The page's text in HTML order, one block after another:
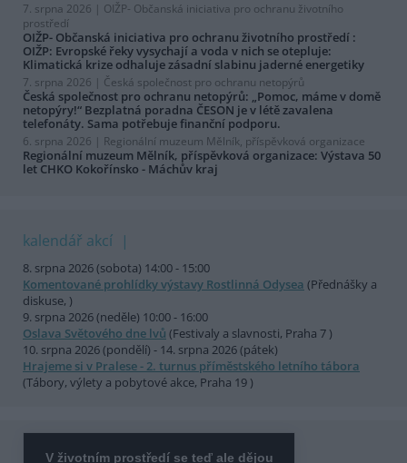
7. srpna 2026 | OIŽP- Občanská iniciativa pro ochranu životního
prostředí
OIŽP- Občanská iniciativa pro ochranu životního prostředí :
OIŽP: Evropské řeky vysychají a voda v nich se otepluje:
Klimatická krize odhaluje zásadní slabinu jaderné energetiky
7. srpna 2026 | Česká společnost pro ochranu netopýrů
Česká společnost pro ochranu netopýrů: „Pomoc, máme v domě
netopýry!“ Bezplatná poradna ČESON je v létě zavalena
telefonáty. Sama potřebuje finanční podporu.
6. srpna 2026 | Regionální muzeum Mělník, příspěvková organizace
Regionální muzeum Mělník, příspěvková organizace: Výstava 50
let CHKO Kokořínsko - Máchův kraj
kalendář akcí
8. srpna 2026 (sobota) 14:00 - 15:00
Komentované prohlídky výstavy Rostlinná Odysea (Přednášky a
diskuse, )
9. srpna 2026 (neděle) 10:00 - 16:00
Oslava Světového dne lvů (Festivaly a slavnosti, Praha 7 )
10. srpna 2026 (pondělí) - 14. srpna 2026 (pátek)
Hrajeme si v Pralese - 2. turnus příměstského letního tábora
(Tábory, výlety a pobytové akce, Praha 19 )